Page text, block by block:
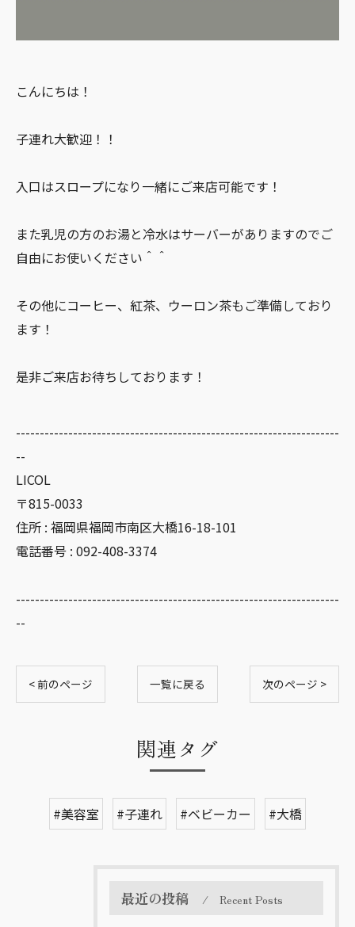
こんにちは！
子連れ大歓迎！！
入口はスロープになり一緒にご来店可能です！
また乳児の方のお湯と冷水はサーバーがありますのでご
自由にお使いください＾＾
その他にコーヒー、紅茶、ウーロン茶もご準備しており
ます！
是非ご来店お待ちしております！
--------------------------------------------------------------------
--
LICOL
〒815-0033
住所 : 福岡県福岡市南区大橋16-18-101
電話番号 : 092-408-3374
--------------------------------------------------------------------
--
< 前のページ 一覧に戻る 次のページ >
関連タグ
#美容室 #子連れ #ベビーカー #大橋
最近の投稿 Recent Posts